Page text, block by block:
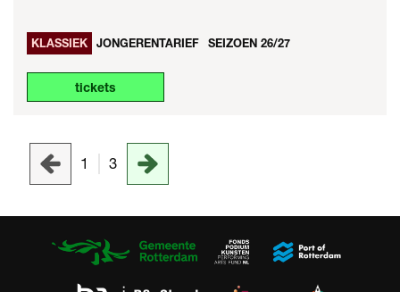
KLASSIEK JONGERENTARIEF SEIZOEN 26/27
tickets
1 3